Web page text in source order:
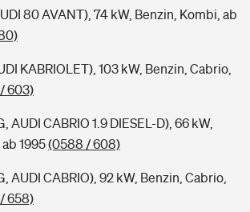
80 AVANT), 74 kW, Benzin, Kombi, ab
KABRIOLET), 103 kW, Benzin, Cabrio,
603)
AUDI CABRIO 1.9 DIESEL-D), 66 kW,
1995(0588 / 608)
AUDI CABRIO), 92 kW, Benzin, Cabrio,
658)